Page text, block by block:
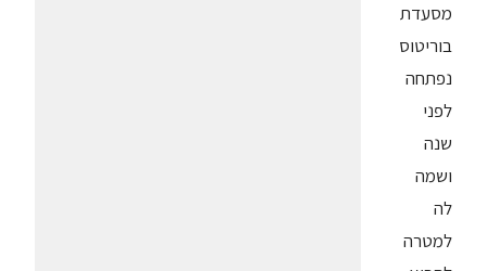
מסעדת
בוריטוס
נפתחה
לפני
שנה
ושמה
לה
למטרה